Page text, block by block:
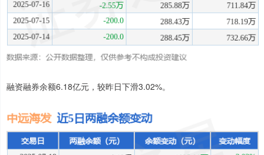
融资融券余额6.18亿元，较昨日下滑3.02%。